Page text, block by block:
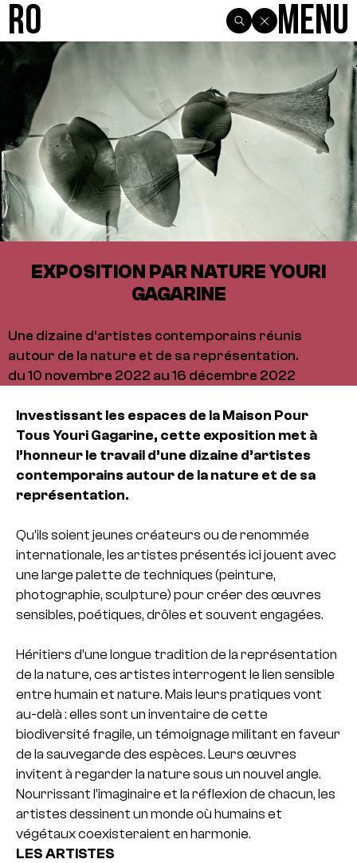
R0 Menu
EXPOSITION PAR NATURE YOURI
GAGARINE
Une dizaine d’artistes contemporains réunis
autour de la nature et de sa représentation.
du 10 novembre 2022 au 16 décembre 2022
Investissant les espaces de la Maison Pour
Tous Youri Gagarine, cette exposition met à
l’honneur le travail d’une dizaine d’artistes
contemporains autour de la nature et de sa
représentation.
Qu’ils soient jeunes créateurs ou de renommée
internationale, les artistes présentés ici jouent avec
une large palette de techniques (peinture,
photographie, sculpture) pour créer des œuvres
sensibles, poétiques, drôles et souvent engagées.
Héritiers d’une longue tradition de la représentation
de la nature, ces artistes interrogent le lien sensible
entre humain et nature. Mais leurs pratiques vont
au-delà : elles sont un inventaire de cette
biodiversité fragile, un témoignage militant en faveur
de la sauvegarde des espèces. Leurs œuvres
invitent à regarder la nature sous un nouvel angle.
Nourrissant l’imaginaire et la réflexion de chacun, les
artistes dessinent un monde où humains et
végétaux coexisteraient en harmonie.
LES ARTISTES